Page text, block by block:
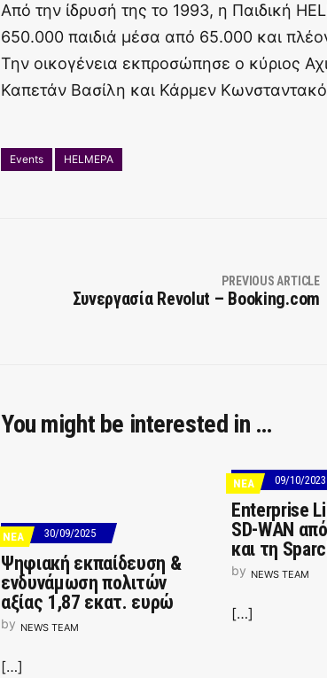
Από την ίδρυσή της το 1993, η Παιδική
650.000 παιδιά μέσα από 65.000 και
Την οικογένεια εκπροσώπησε ο κύριος
Καπετάν Βασίλη και Κάρμεν
Events HELMEPA
PREVIOUS ARTICLE
Συνεργασία Revolut – Booking.com
You might be interested in …
ΝΕΑ 30/09/2025
Ψηφιακή εκπαίδευση &
ενδυνάμωση πολιτών
αξίας 1,87 εκατ. ευρώ
by NEWS TEAM
[…]
ΝΕΑ 09/10/2023
Enterprise
SD-WAN
και τη
by NEWS TEAM
[…]